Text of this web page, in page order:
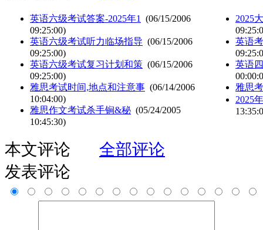
英语六级考试答案-2025年1
(06/15/2006
09:25:00)
英语六级考试听力临场指导 (06/15/2006
09:25:00)
英语六级考试复习计划和策 (06/15/2006
09:25:00)
雅思考试时间,地点和注意事 (06/14/2006
10:04:00)
雅思作文考试杀手锏&秘 (05/24/2005
10:45:30)
2025
英语
英语
雅思
2025
本文评论
全部评论
发表评论